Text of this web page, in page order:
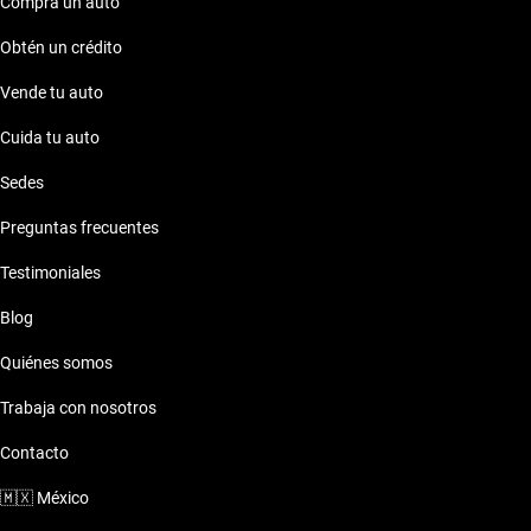
Obtén un crédito
Vende tu auto
Cuida tu auto
Sedes
Preguntas frecuentes
Testimoniales
Blog
Quiénes somos
Trabaja con nosotros
Contacto
🇲🇽 México